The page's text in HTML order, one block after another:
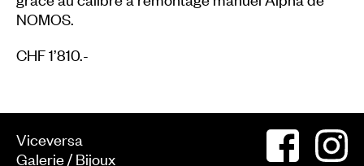
NOMOS.
CHF 1’810.-
Viceversa
Galerie / Bijoux